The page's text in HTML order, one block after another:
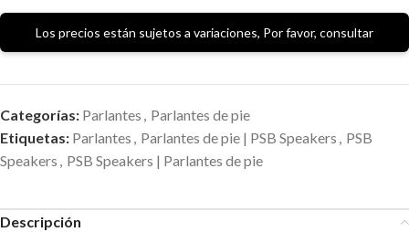
Los precios están sujetos a variaciones, Por favor, consultar
Categorías: Parlantes , Parlantes de pie
Etiquetas: Parlantes , Parlantes de pie | PSB Speakers , PSB
Speakers , PSB Speakers | Parlantes de pie
Descripción